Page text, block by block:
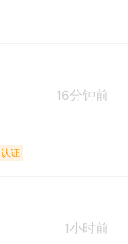
16分钟前
认证
1小时前